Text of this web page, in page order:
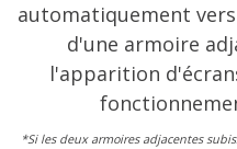
automatiquement
d'une armoire
l'apparition
*Si les deux armoires adjacentes